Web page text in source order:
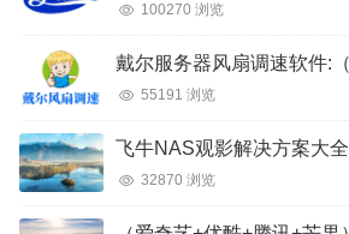
100270 浏览
55191 浏览
飞牛NAS观影解决方案大全
32870 浏览